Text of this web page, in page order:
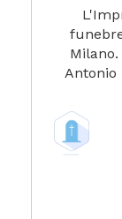
Antonio